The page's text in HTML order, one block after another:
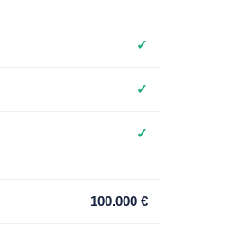
✓
✓
✓
100.000 €